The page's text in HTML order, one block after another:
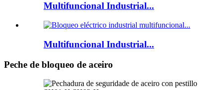
Multifuncional Industrial...
Multifuncional Industrial...
Peche de bloqueo de aceiro